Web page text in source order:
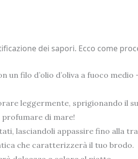
dei sapori. Ecco come
un filo d’olio d’oliva a fuoco medio
leggermente, sprigionando il
profumare di mare!
lasciandoli appassire fino alla
che caratterizzerà il tuo brodo.